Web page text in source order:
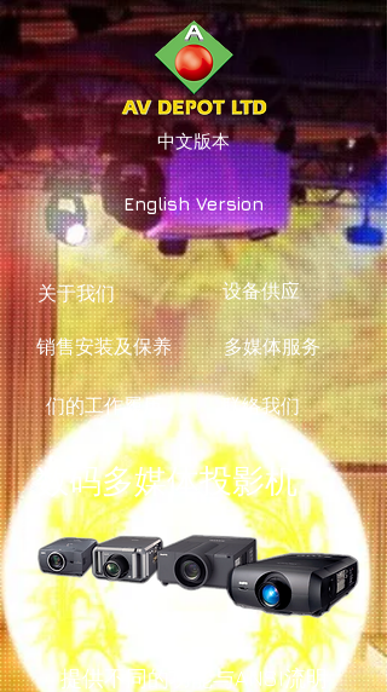
中文版本
English Version
关于我们 设备供应
销售安装及保养 多媒体服务
们的工作履历 联络我们
数码多媒体投影机
提供不同的功能与ANSI流明